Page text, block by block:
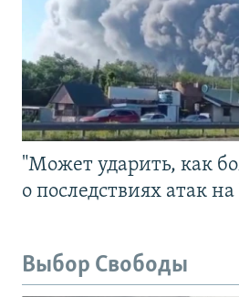
"Может ударить, как
о последствиях атак
Выбор Свободы